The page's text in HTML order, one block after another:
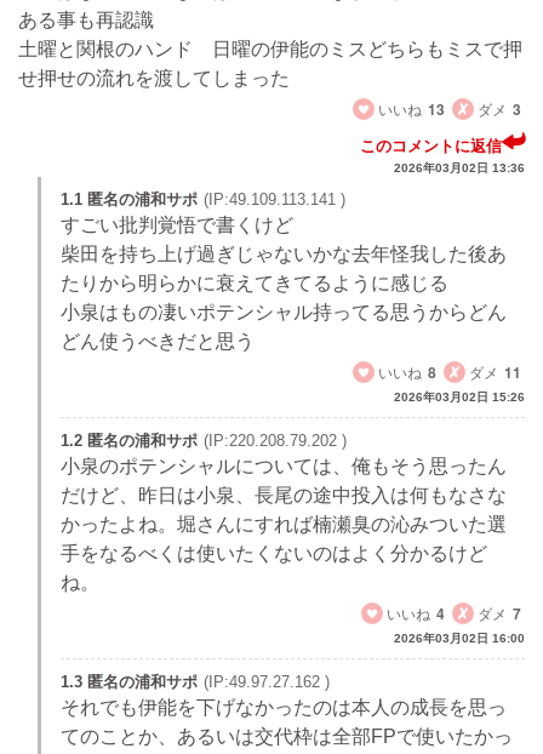
ある事も再認識
土曜と関根のハンド 日曜の伊能のミスどちらもミスで押
せ押せの流れを渡してしまった
いいね 13 ダメ 3
このコメントに返信
2026年03月02日 13:36
1.1 匿名の浦和サポ (IP:49.109.113.141 )
すごい批判覚悟で書くけど
柴田を持ち上げ過ぎじゃないかな去年怪我した後あ
たりから明らかに衰えてきてるように感じる
小泉はもの凄いポテンシャル持ってる思うからどん
どん使うべきだと思う
いいね 8 ダメ 11
2026年03月02日 15:26
1.2 匿名の浦和サポ (IP:220.208.79.202 )
小泉のポテンシャルについては、俺もそう思ったん
だけど、昨日は小泉、長尾の途中投入は何もなさな
かったよね。堀さんにすれば楠瀬臭の沁みついた選
手をなるべくは使いたくないのはよく分かるけど
ね。
いいね 4 ダメ 7
2026年03月02日 16:00
1.3 匿名の浦和サポ (IP:49.97.27.162 )
それでも伊能を下げなかったのは本人の成長を思っ
てのことか、あるいは交代枠は全部FPで使いたかっ